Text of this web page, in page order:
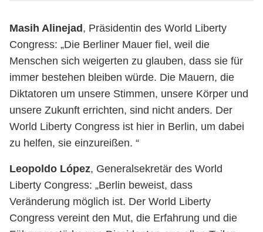
Masih Alinejad , Präsidentin des World Liberty
Congress: „Die Berliner Mauer fiel, weil die
Menschen sich weigerten zu glauben, dass sie für
immer bestehen bleiben würde. Die Mauern, die
Diktatoren um unsere Stimmen, unsere Körper und
unsere Zukunft errichten, sind nicht anders. Der
World Liberty Congress ist hier in Berlin, um dabei
zu helfen, sie einzureißen. “
Leopoldo López, Generalsekretär des World
Liberty Congress: „Berlin beweist, dass
Veränderung möglich ist. Der World Liberty
Congress vereint den Mut, die Erfahrung und die